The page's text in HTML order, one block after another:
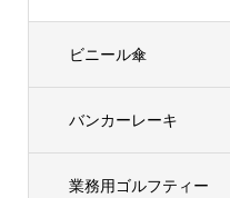
ビニール傘
バンカーレーキ
業務用ゴルフティー